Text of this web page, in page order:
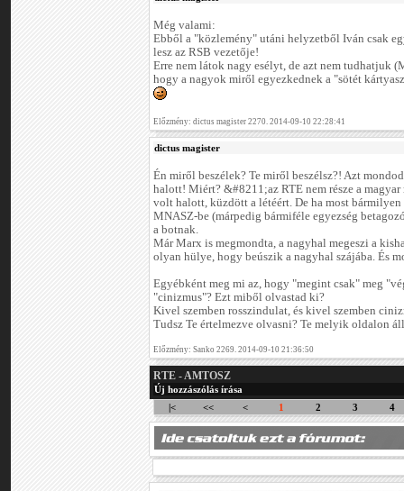
Még valami:
Ebből a "közlemény" utáni helyzetből Iván csak
lesz az RSB vezetője!
Erre nem látok nagy esélyt, de azt nem tudhatjuk
hogy a nagyok miről egyezkednek a "sötét
Előzmény: dictus magister 2270. 2014-09-10 22:28:41
dictus magister
Én miről beszélek? Te miről beszélsz?! Azt
halott! Miért? &#8211;az RTE nem része a
volt halott, küzdött a létéért. De ha most
MNASZ-be (márpedig bármiféle egyezség
a botnak.
Már Marx is megmondta, a nagyhal megeszi a
olyan hülye, hogy beúszik a nagyhal szájába. És
Egyébként meg mi az, hogy "megint csak" meg
"cinizmus"? Ezt miből olvastad ki?
Kivel szemben rosszindulat, és kivel szemben
Tudsz Te értelmezve olvasni? Te melyik oldalon
Előzmény: Sanko 2269. 2014-09-10 21:36:50
RTE - AMTOSZ
Új hozzászólás írása
|<
<< < 1 2 3 4